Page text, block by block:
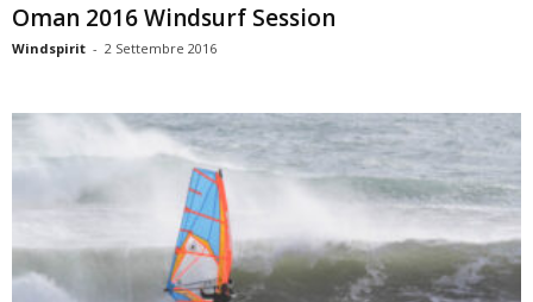
Oman 2016 Windsurf Session
Windspirit - 2 Settembre 2016